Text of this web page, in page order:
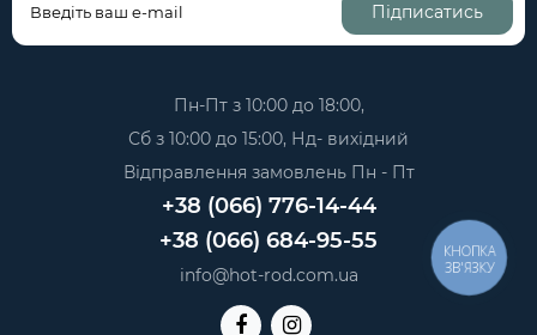
Підписатись
Пн-Пт з 10:00 до 18:00,
Сб з 10:00 до 15:00, Нд- вихідний
Відправлення замовлень Пн - Пт
+38 (066) 776-14-44
+38 (066) 684-95-55
info@hot-rod.com.ua
КНОПКА
ЗВ'ЯЗКУ